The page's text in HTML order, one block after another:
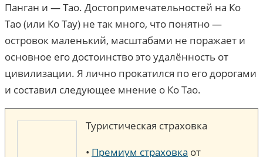
Панган и — Тао. Достопримечательностей на Ко
Тао (или Ко Тау) не так много, что понятно —
островок маленький, масштабами не поражает и
основное его достоинство это удалённость от
цивилизации. Я лично прокатился по его дорогами
и составил следующее мнение о Ко Тао.
Туристическая страховка
• Премиум страховка от